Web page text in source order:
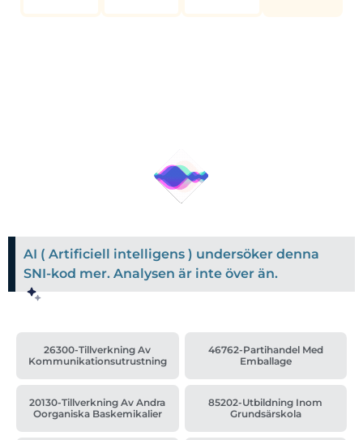
AI ( Artificiell intelligens ) undersöker denna
SNI-kod mer. Analysen är inte över än.
26300-Tillverkning Av
Kommunikationsutrustning
46762-Partihandel Med
Emballage
20130-Tillverkning Av Andra
Oorganiska Baskemikalier
85202-Utbildning Inom
Grundsärskola